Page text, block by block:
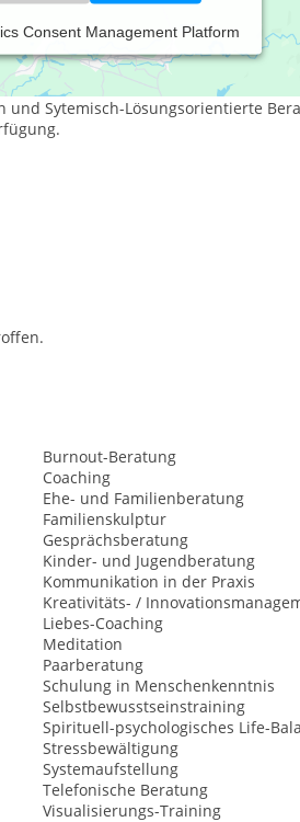
Consent Management Platform
herzenswarne Atmosphäre in der
und Sytemisch-Lösungsorientierte
Burnout-Beratung
Coaching
Ehe- und Familienberatung
Familienskulptur
Gesprächsberatung
Kinder- und Jugendberatung
Kommunikation in der Praxis
Kreativitäts- /
Liebes-Coaching
Meditation
Paarberatung
Schulung in Menschenkenntnis
Selbstbewusstseinstraining
Spirituell-psychologisches Life-
Stressbewältigung
Systemaufstellung
Telefonische Beratung
Visualisierungs-Training